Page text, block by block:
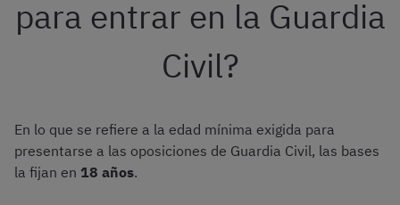
para entrar en la Guardia
Civil?
En lo que se refiere a la edad mínima exigida para
presentarse a las oposiciones de Guardia Civil, las bases
la fijan en 18 años.